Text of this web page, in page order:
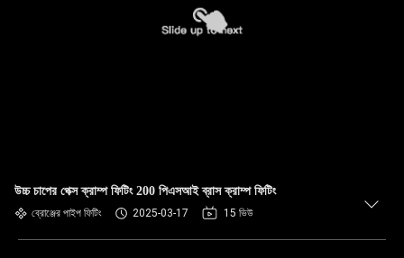
উচ্চ চাপের পেক্স ক্রাম্প ফিটিং 200 পিএসআই ব্রাস ক্রাম্প ফিটিং
ব্রোঞ্জের পাইপ ফিটিং 2025-03-17 15 ভিউ